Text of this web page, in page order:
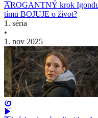
AROGANTNÝ krok
tímu BOJUJE o život?
1. séria
•
1. nov 2025